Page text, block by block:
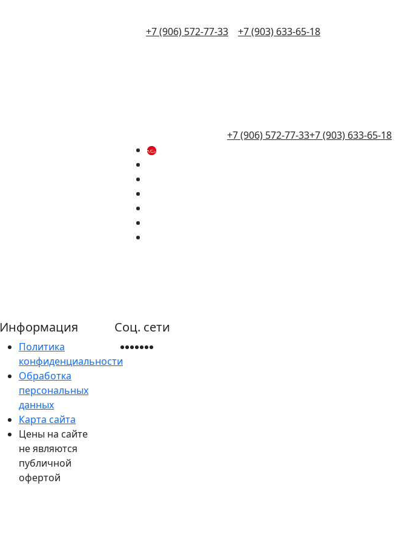
+7 (906) 572-77-33 +7 (903) 633-65-18
+7 (906) 572-77-33+7 (903) 633-65-18
Информация
Политика
конфиденциальности
Обработка
персональных
данных
Карта сайта
Цены на сайте
не являются
публичной
офертой
Соц. сети